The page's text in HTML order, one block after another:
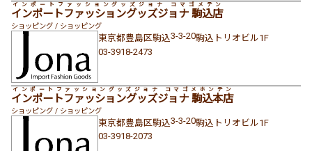
インポートファッショングッズジョナ 駒込店
インポートファッショングッズジョナ コマゴメテン
ショッピング / ショッピング
東京都豊島区駒込3-3-20駒込トリオビル1F
03-3918-2473
インポートファッショングッズジョナ 駒込本店
インポートファッショングッズジョナ コマゴメホンテン
ショッピング / ショッピング
東京都豊島区駒込3-3-20駒込トリオビル1F
03-3918-2073